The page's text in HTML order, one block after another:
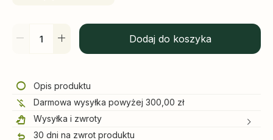
Dodaj do koszyka
Opis produktu
Darmowa wysyłka powyżej 300,00 zł
Wysyłka i zwroty
30 dni na zwrot produktu